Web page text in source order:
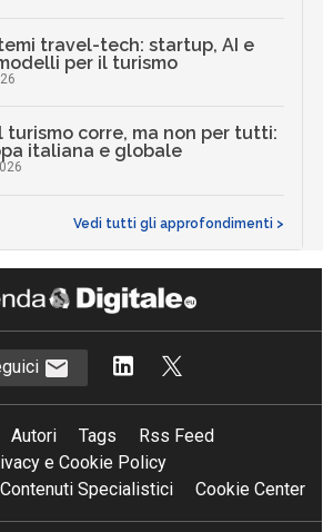
travel-tech: startup, AI e
per il turismo
turismo corre, ma non per tutti:
italiana e globale
Vedi tutti gli approfondimenti >
Autori Tags
Rss Feed
e Cookie Policy
Specialistici
Cookie Center